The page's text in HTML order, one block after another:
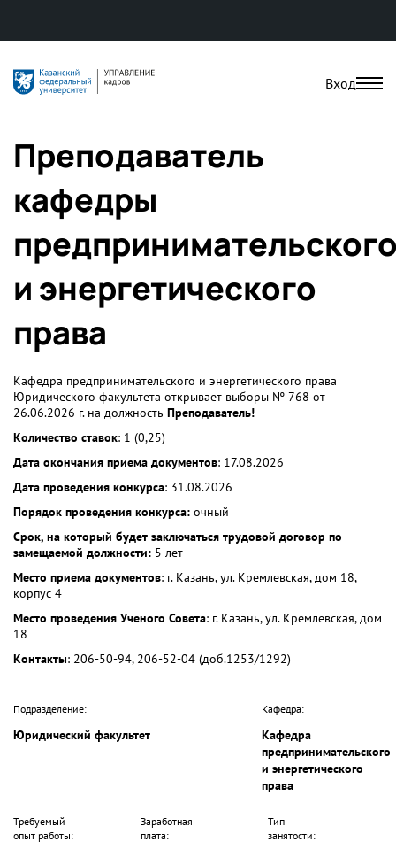
Вход
Преподаватель
кафедры
и энергетического
права
Кафедра предпринимательского и энергетического права
Юридического факультета открывает выборы № 768 от
26.06.2026 г. на должность Преподаватель!
Количество ставок: 1 (0,25)
Дата окончания приема документов: 17.08.2026
Дата проведения конкурса: 31.08.2026
Порядок проведения конкурса: очный
Срок, на который будет заключаться трудовой договор по
замещаемой должности: 5 лет
Место приема документов: г. Казань, ул. Кремлевская, дом 18,
корпус 4
Место проведения Ученого Совета: г. Казань, ул. Кремлевская, дом
18
Контакты: 206-50-94, 206-52-04 (доб.1253/1292)
Подразделение:
Юридический факультет
Кафедра:
Кафедра
предпринимательского
и энергетического
права
Требуемый
опыт работы:
Заработная
плата:
Тип
занятости: